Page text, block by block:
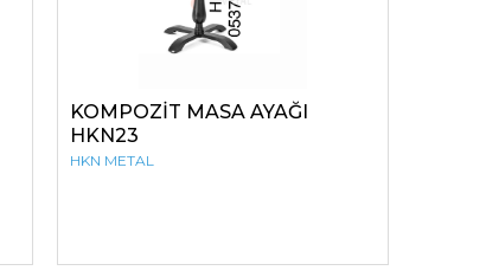
KOMPOZİT MASA AYAĞI
HKN23
HKN METAL